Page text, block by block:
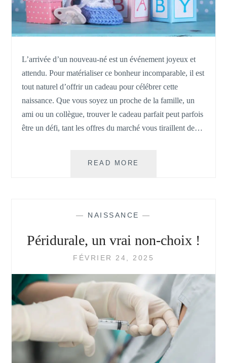
L’arrivée d’un nouveau-né est un événement joyeux et
attendu. Pour matérialiser ce bonheur incomparable, il est
tout naturel d’offrir un cadeau pour célébrer cette
naissance. Que vous soyez un proche de la famille, un
ami ou un collègue, trouver le cadeau parfait peut parfois
être un défi, tant les offres du marché vous tiraillent de…
READ MORE
OFFRIR
UNE
— NAISSANCE —
Péridurale, un vrai non-choix !
FÉVRIER 24, 2025